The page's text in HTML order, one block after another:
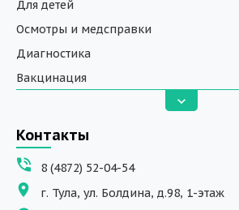
Для детей
Осмотры и медсправки
Диагностика
Вакцинация
Вызов на дом
ДНК исследования
Программы обучения
Физиотерапия
Контакты
8 (4872) 52-04-54
г. Тула, ул. Болдина, д.98, 1-этаж